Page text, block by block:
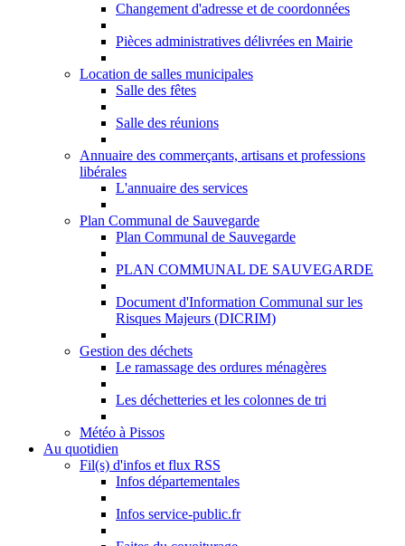
Changement d'adresse et de coordonnées
Pièces administratives délivrées en Mairie
Location de salles municipales
Salle des fêtes
Salle des réunions
Annuaire des commerçants, artisans et professions
libérales
L'annuaire des services
Plan Communal de Sauvegarde
Plan Communal de Sauvegarde
PLAN COMMUNAL DE SAUVEGARDE
Document d'Information Communal sur les
Risques Majeurs (DICRIM)
Gestion des déchets
Le ramassage des ordures ménagères
Les déchetteries et les colonnes de tri
Météo à Pissos
Au quotidien
Fil(s) d'infos et flux RSS
Infos départementales
Infos service-public.fr